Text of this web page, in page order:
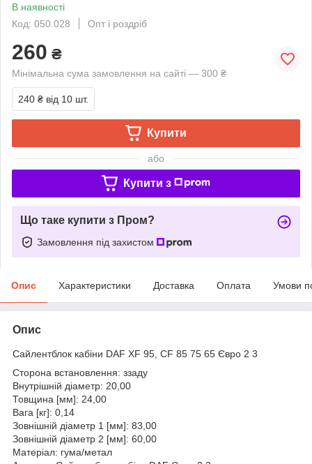
В наявності
Код: 050.028
Опт і роздріб
260 ₴
Мінімальна сума замовлення на сайті — 300 ₴
240 ₴ від 10 шт.
Купити
або
Купити з
Що таке купити з Пром?
Замовлення під захистом
Опис Характеристики Доставка Оплата Умови
Опис
Сайлентблок кабіни DAF XF 95, CF 85 75 65 Євро 2 3
Сторона встановлення: ззаду
Внутрішній діаметр: 20,00
Товщина [мм]: 24,00
Вага [кг]: 0,14
Зовнішній діаметр 1 [мм]: 83,00
Зовнішній діаметр 2 [мм]: 60,00
Матеріал: гума/метал